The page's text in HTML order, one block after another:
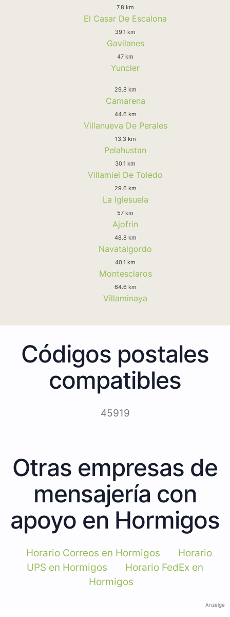
7.8 km
El Casar De Escalona
39.1 km
Gavilanes
47 km
Yuncler
29.8 km
Camarena
44.6 km
Villanueva De Perales
13.3 km
Pelahustan
30.1 km
Villamiel De Toledo
29.6 km
La Iglesuela
57 km
Ajofrin
48.8 km
Navatalgordo
40.1 km
Montesclaros
64.6 km
Villaminaya
Códigos postales
compatibles
45919
Otras empresas de
mensajería con
apoyo en Hormigos
Horario Correos en Hormigos
Horario
UPS en Hormigos
Horario FedEx en
Hormigos
Anzeige